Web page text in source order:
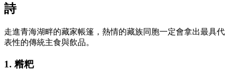
詩
走進青海湖畔的藏家帳篷，熱情的藏族同胞一定會拿出最具代
表性的傳統主食與飲品。
1. 糌粑